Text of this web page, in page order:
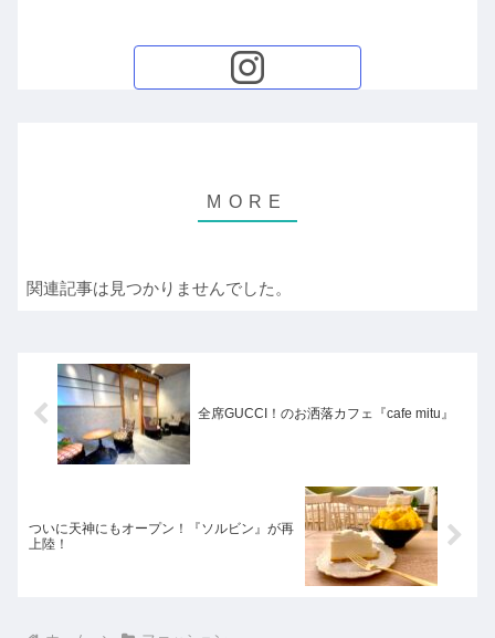
関連記事は見つかりませんでした。
全席GUCCI！のお洒落カフェ『cafe mitu』
ついに天神にもオープン！『ソルビン』が再
上陸！